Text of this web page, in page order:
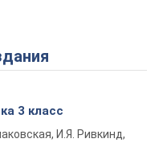
Video
3 класс
И.Я. Ривкинд,